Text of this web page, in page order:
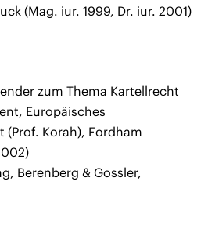
(Mag. iur. 1999, Dr. iur. 2001)
zum Thema Kartellrecht
Europäisches
(Prof. Korah), Fordham
Berenberg & Gossler,